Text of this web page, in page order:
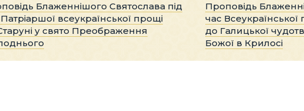
Блаженнішого Святослава під
всеукраїнської прощі
у свято Преображення
Проповідь
час Всеукраїнської
до Галицької
Божої в Крилосі